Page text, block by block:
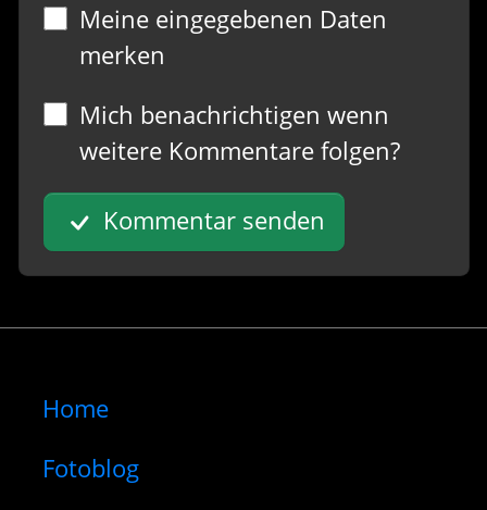
Meine eingegebenen Daten
merken
Mich benachrichtigen wenn
weitere Kommentare folgen?
Kommentar senden
Home
Fotoblog